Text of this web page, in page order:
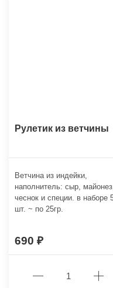
Рулетик из ветчины
Ветчина из индейки,
наполнитель: сыр,
чеснок и специи. в наборе
шт. ~ по 25гр.
690